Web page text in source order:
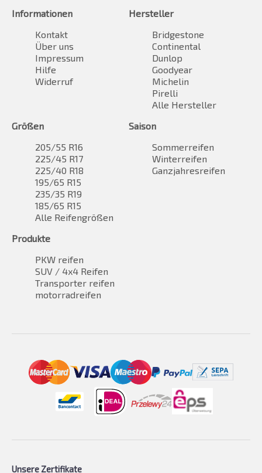
Informationen
Kontakt
Über uns
Impressum
Hilfe
Widerruf
Hersteller
Bridgestone
Continental
Dunlop
Goodyear
Michelin
Pirelli
Alle Hersteller
Größen
205/55 R16
225/45 R17
225/40 R18
195/65 R15
235/35 R19
185/65 R15
Alle Reifengrößen
Saison
Sommerreifen
Winterreifen
Ganzjahresreifen
Produkte
PKW reifen
SUV / 4x4 Reifen
Transporter reifen
motorradreifen
Unsere Zertifikate